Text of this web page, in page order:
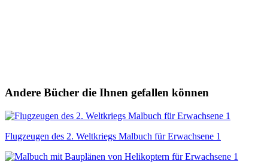
Andere Bücher die Ihnen gefallen können
Flugzeugen des 2. Weltkriegs Malbuch für Erwachsene 1